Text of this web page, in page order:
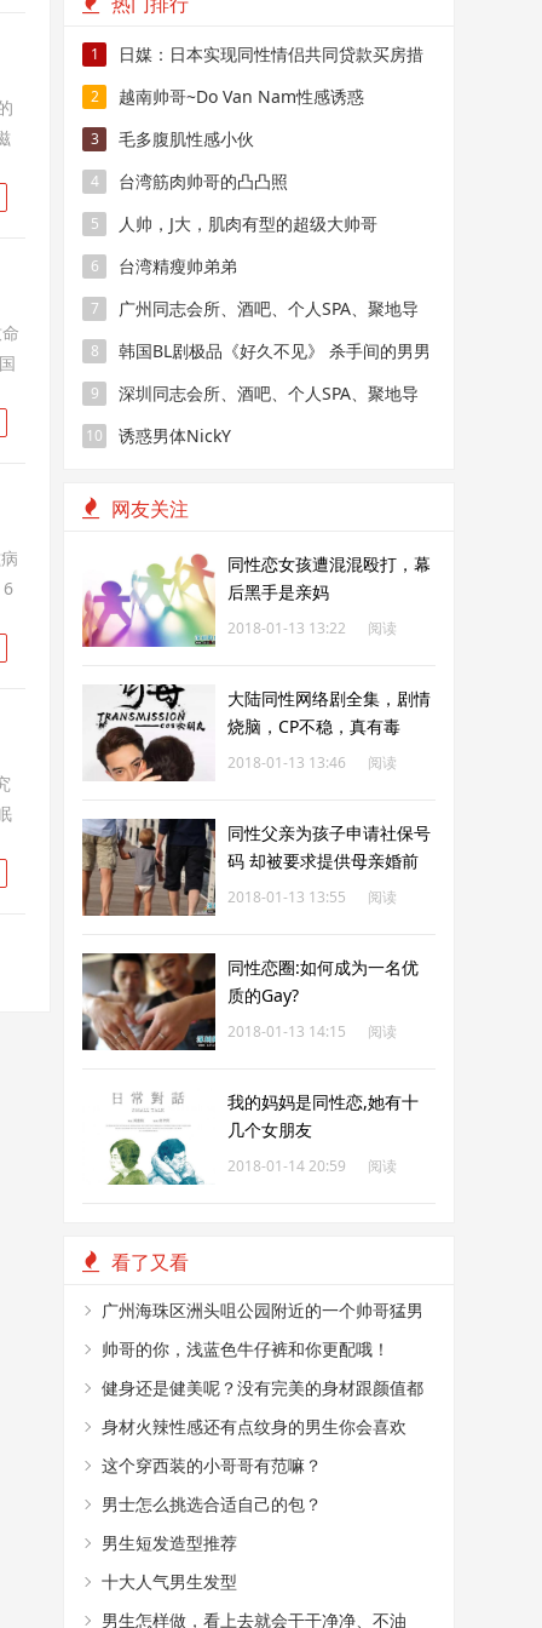
1
日媒：日本实现同性情侣共同贷款买房措
施
2 越南帅哥~Do Van Nam性感诱惑
3 毛多腹肌性感小伙
4 台湾筋肉帅哥的凸凸照
5 人帅，J大，肌肉有型的超级大帅哥
6 台湾精瘦帅弟弟
7
广州同志会所、酒吧、个人SPA、聚地导
航
8
韩国BL剧极品《好久不见》 杀手间的男男
禁恋，要性命还是爱情？
9
深圳同志会所、酒吧、个人SPA、聚地导
航
10 诱惑男体NickY
网友关注
同性恋女孩遭混混殴打，幕
后黑手是亲妈
2018-01-13 13:22
阅读
大陆同性网络剧全集，剧情
烧脑，CP不稳，真有毒
2018-01-13 13:46
阅读
同性父亲为孩子申请社保号
码 却被要求提供母亲婚前
姓
2018-01-13 13:55
阅读
同性恋圈:如何成为一名优
质的Gay?
2018-01-13 14:15
阅读
我的妈妈是同性恋,她有十
几个女朋友
2018-01-14 20:59
阅读
看了又看
广州海珠区洲头咀公园附近的一个帅哥猛男
烤肉摊
帅哥的你，浅蓝色牛仔裤和你更配哦！
健身还是健美呢？没有完美的身材跟颜值都
不敢这么穿！
身材火辣性感还有点纹身的男生你会喜欢
嘛？
这个穿西装的小哥哥有范嘛？
男士怎么挑选合适自己的包？
男生短发造型推荐
十大人气男生发型
男生怎样做，看上去就会干干净净、不油